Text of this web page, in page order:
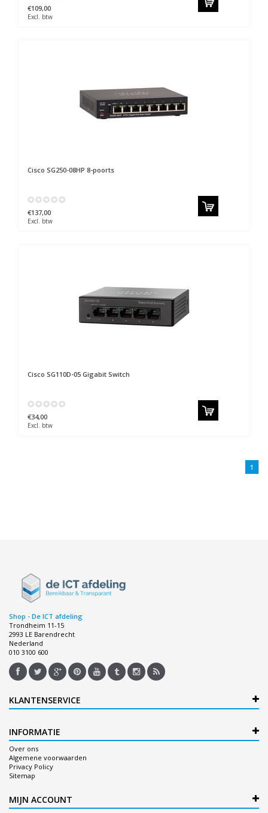
€109,00
Excl. btw
Cisco SG250-08HP 8-poorts
€137,00
Excl. btw
Cisco SG110D-05 Gigabit Switch
€34,00
Excl. btw
1
Shop - De ICT afdeling
Trondheim 11-15
2993 LE Barendrecht
Nederland
010 3100 600
KLANTENSERVICE
INFORMATIE
Over ons
Algemene voorwaarden
Privacy Policy
Sitemap
MIJN ACCOUNT